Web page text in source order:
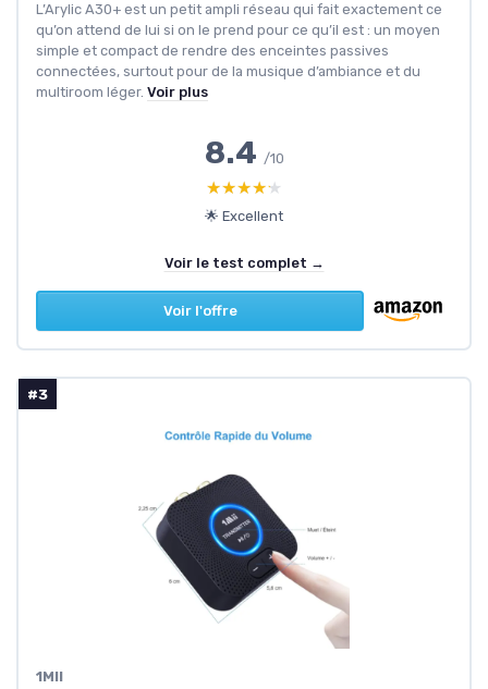
L’Arylic A30+ est un petit ampli réseau qui fait exactement ce
qu’on attend de lui si on le prend pour ce qu’il est : un moyen
simple et compact de rendre des enceintes passives
connectées, surtout pour de la musique d’ambiance et du
multiroom léger. Voir plus
8.4 /10
★★★★★
★★★★★
🌟 Excellent
Voir le test complet →
Voir l'offre
#3
1MII